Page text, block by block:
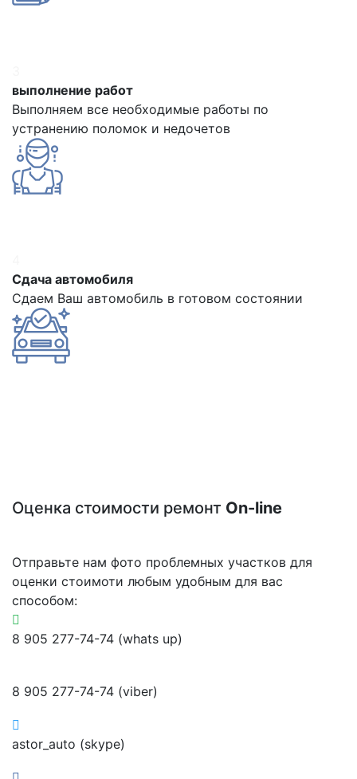
выполнение работ
Выполняем все необходимые работы по
устранению поломок и недочетов
Сдача автомобиля
Сдаем Ваш автомобиль в готовом состоянии
Оценка стоимости ремонт On-line
Отправьте нам фото проблемных участков для
оценки стоимоти любым удобным для вас
способом:
8 905 277-74-74 (whats up)
8 905 277-74-74 (viber)
astor_auto (skype)